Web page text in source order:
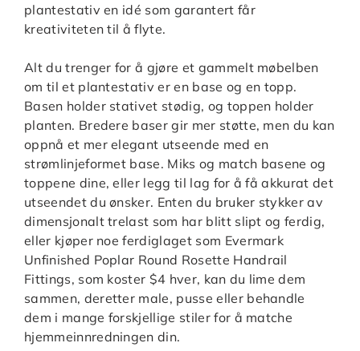
plantestativ en idé som garantert får
kreativiteten til å flyte.
Alt du trenger for å gjøre et gammelt møbelben
om til et plantestativ er en base og en topp.
Basen holder stativet stødig, og toppen holder
planten. Bredere baser gir mer støtte, men du kan
oppnå et mer elegant utseende med en
strømlinjeformet base. Miks og match basene og
toppene dine, eller legg til lag for å få akkurat det
utseendet du ønsker. Enten du bruker stykker av
dimensjonalt trelast som har blitt slipt og ferdig,
eller kjøper noe ferdiglaget som Evermark
Unfinished Poplar Round Rosette Handrail
Fittings, som koster $4 hver, kan du lime dem
sammen, deretter male, pusse eller behandle
dem i mange forskjellige stiler for å matche
hjemmeinnredningen din.